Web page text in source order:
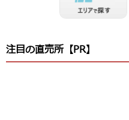
注目の直売所【PR】